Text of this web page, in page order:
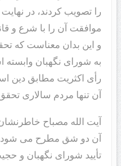
را تصویب کردند، در
موافقت آن را با شرع و
و این بدان معناست که
به شورای نگهبان وابسته
رأی اکثریت مطابق دین
آن تنها مردم سالاری
آیت الله مصباح خاطرنشان
آن دو شق مطرح می شود که
تأیید شورای نگهبان و